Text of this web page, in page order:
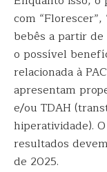
com “Florescer”,
bebês a partir
o possível
relacionada à
apresentam
e/ou TDAH
hiperatividade).
resultados
de 2025.